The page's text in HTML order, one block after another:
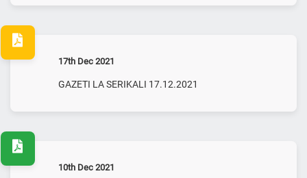
17th Dec 2021
GAZETI LA SERIKALI 17.12.2021
10th Dec 2021